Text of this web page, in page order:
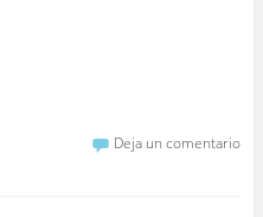
Deja un comentario